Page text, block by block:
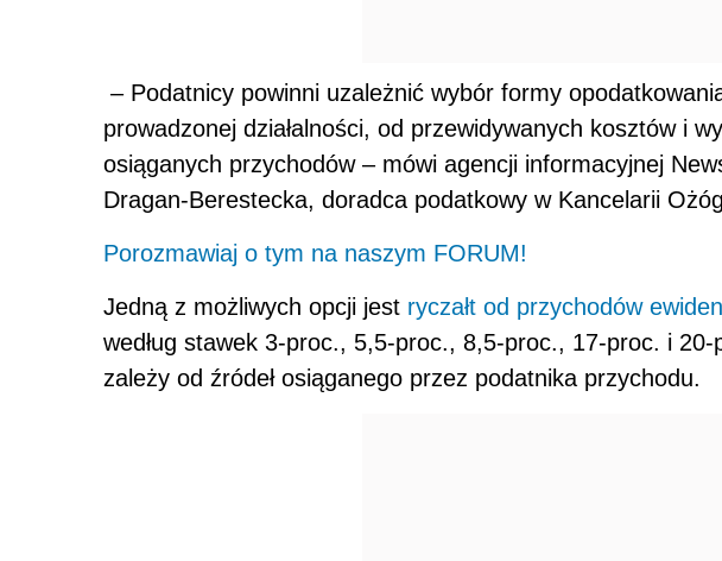
– Podatnicy powinni uzależnić wybór formy
prowadzonej działalności, od przewidywanych kosztów i
osiąganych przychodów – mówi agencji informacyjnej
Dragan-Berestecka, doradca podatkowy w Kancelarii
Porozmawiaj o tym na naszym FORUM!
Jedną z możliwych opcji jest ryczałt od przychodów
według stawek 3-proc., 5,5-proc., 8,5-proc., 17-proc. i
zależy od źródeł osiąganego przez podatnika przychodu.